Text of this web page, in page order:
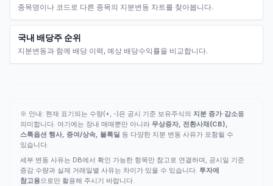
종목명이나 코드로 다른 종목의 지분변동 차트를 찾아봅니다.
국내 배당주 순위
지분변동과 함께 배당 이력, 예상 배당수익률을 비교합니다.
※ 안내: 현재 표기되는 수량(+, -)은 공시 기준 보유주식의 지분 증가·감소를
의미합니다. 여기에는 장내 매매뿐만 아니라 무상증자, 전환사채(CB),
스톡옵션 행사, 증여/상속, 블록딜 등 다양한 지분 변동 사유가 포함될 수
있습니다.
세부 변동 사유는 DB에서 확인 가능한 항목만 참고로 연결하며, 공시일 기준
증감 수량과 실제 거래일별 사유는 차이가 있을 수 있습니다. 투자에
참고용으로만 활용해 주시기 바랍니다.